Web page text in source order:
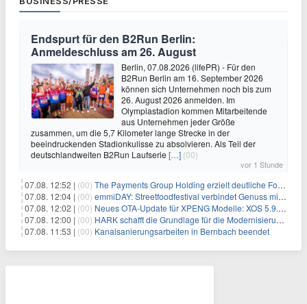
Endspurt für den B2Run Berlin:
Anmeldeschluss am 26. August
Berlin, 07.08.2026 (lifePR) - Für den
B2Run Berlin am 16. September 2026
können sich Unternehmen noch bis zum
26. August 2026 anmelden. Im
Olympiastadion kommen Mitarbeitende
aus Unternehmen jeder Größe
zusammen, um die 5,7 Kilometer lange Strecke in der
beeindruckenden Stadionkulisse zu absolvieren. Als Teil der
deutschlandweiten B2Run Laufserie […] (00)
vor 1 Stunde
07.08. 12:52 | (00) The Payments Group Holding erzielt deutliche Fortschritte bei ihren AI-Projekten
07.08. 12:04 | (00) emmiDAY: Streetfoodfestival verbindet Genuss mit Engagement gegen Brustkrebs
07.08. 12:02 | (00) Neues OTA-Update für XPENG Modelle: XOS 5.9.5 erweitert Sicherheits-, Lade- und Komfortfunktionen
07.08. 12:00 | (00) HARK schafft die Grundlage für die Modernisierung seiner IBM i-Anwendungen
07.08. 11:53 | (00) Kanalsanierungsarbeiten in Bernbach beendet